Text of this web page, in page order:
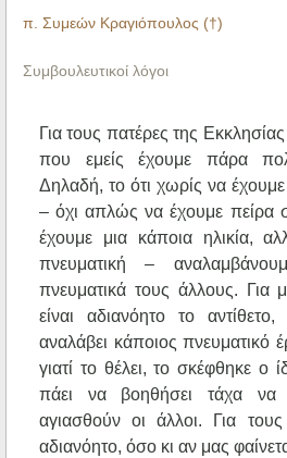
π. Συμεών Κραγιόπουλος (†)
Συμβουλευτικοί λόγοι
Για τους πατέρες της
που εμείς έχουμε πάρα
Δηλαδή, το ότι χωρίς να έχουμε
– όχι απλώς να έχουμε πείρα
έχουμε μια κάποια ηλικία,
πνευματική –
πνευματικά τους άλλους. Για
είναι αδιανόητο το
αναλάβει κάποιος πνευματικό
γιατί το θέλει, το σκέφθηκε ο
πάει να βοηθήσει τάχα να
αγιασθούν οι άλλοι. Για
αδιανόητο, όσο κι αν μας